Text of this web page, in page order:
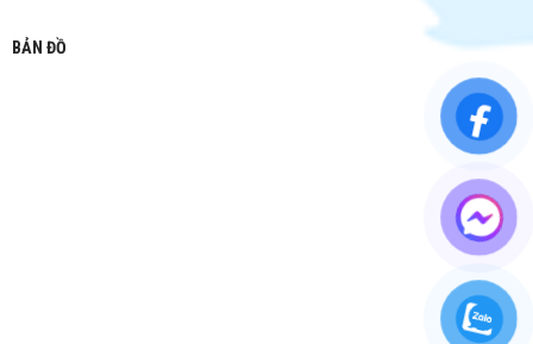
BẢN ĐỒ